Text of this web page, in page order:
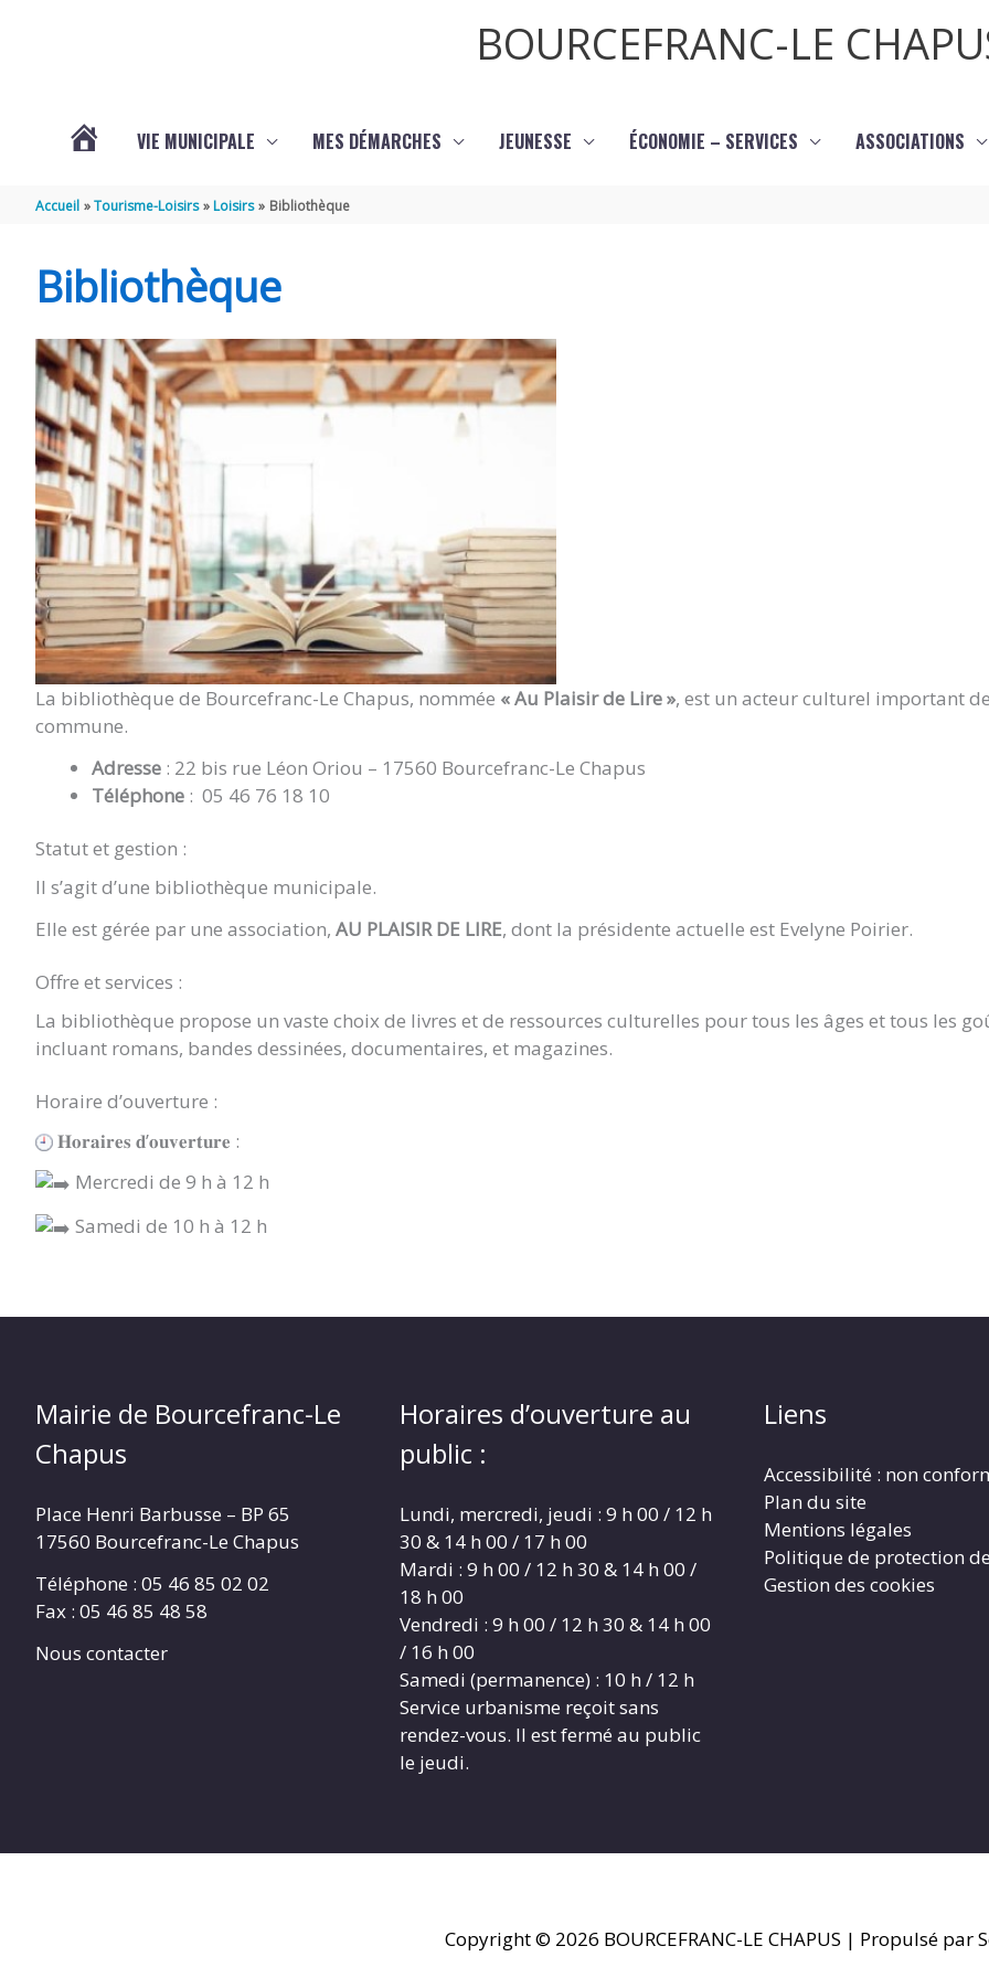
BOURCEFRANC-LE
VIE MUNICIPALE MES DÉMARCHES JEUNESSE ÉCONOMIE – SERVICES ASSOCIATIONS
Accueil Tourisme-Loisirs Loisirs Bibliothèque
Bibliothèque
La bibliothèque de Bourcefranc-Le Chapus, nommée « Au Plaisir de Lire », est un acteur culturel important
commune.
Adresse : 22 bis rue Léon Oriou – 17560 Bourcefranc-Le Chapus
Téléphone : 05 46 76 18 10
Statut et gestion :
Il s’agit d’une bibliothèque municipale.
Elle est gérée par une association, AU PLAISIR DE LIRE, dont la présidente actuelle est Evelyne Poirier.
Offre et services :
La bibliothèque propose un vaste choix de livres et de ressources culturelles pour tous les âges et tous les
incluant romans, bandes dessinées, documentaires, et magazines.
Horaire d’ouverture :
𝐇𝐨𝐫𝐚𝐢𝐫𝐞𝐬 𝐝’𝐨𝐮𝐯𝐞𝐫𝐭𝐮𝐫𝐞 :
Mercredi de 9 h à 12 h
Samedi de 10 h à 12 h
Mairie de Bourcefranc-Le
Chapus
Place Henri Barbusse – BP 65
17560 Bourcefranc-Le Chapus
Téléphone : 05 46 85 02 02
Fax : 05 46 85 48 58
Nous contacter
Horaires d’ouverture au
public :
Lundi, mercredi, jeudi : 9 h 00 / 12 h
30 & 14 h 00 / 17 h 00
Mardi : 9 h 00 / 12 h 30 & 14 h 00 /
18 h 00
Vendredi : 9 h 00 / 12 h 30 & 14 h 00
/ 16 h 00
Samedi (permanence) : 10 h / 12 h
Service urbanisme reçoit sans
rendez-vous. Il est fermé au public
le jeudi.
Liens
Accessibilité : non
Plan du site
Mentions légales
Politique de protection
Gestion des cookies
Copyright © 2026 BOURCEFRANC-LE CHAPUS | Propulsé par